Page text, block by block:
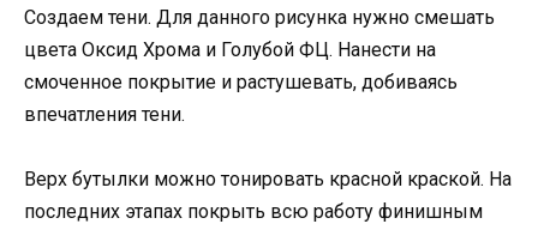
Создаем тени. Для данного рисунка нужно смешать
цвета Оксид Хрома и Голубой ФЦ. Нанести на
смоченное покрытие и растушевать, добиваясь
впечатления тени.
Верх бутылки можно тонировать красной краской. На
последних этапах покрыть всю работу финишным